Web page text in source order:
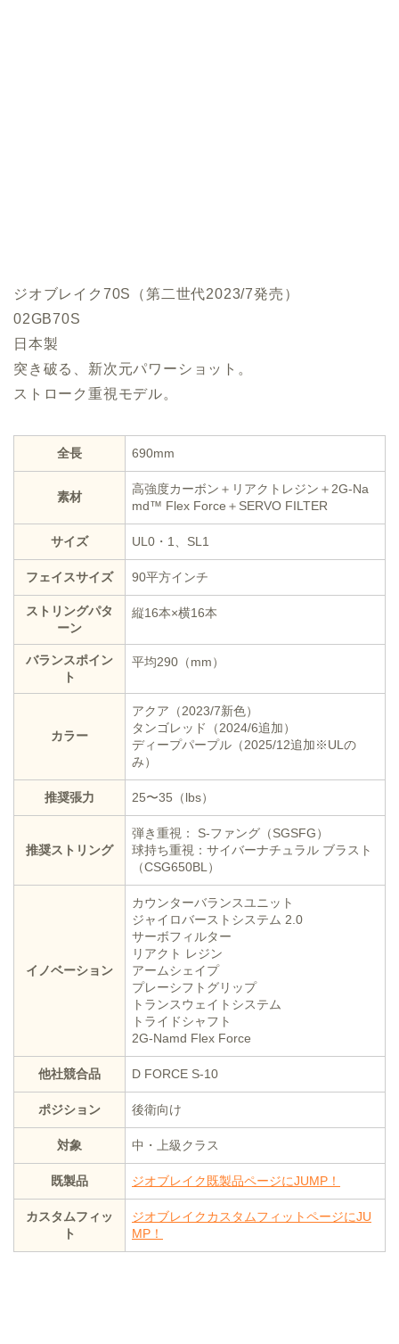
ジオブレイク70S（第二世代2023/7発売）
02GB70S
日本製
突き破る、新次元パワーショット。
ストローク重視モデル。
全長 690mm
素材
高強度カーボン＋リアクトレジン＋2G-Na
md™ Flex Force＋SERVO FILTER
サイズ UL0・1、SL1
フェイスサイズ 90平方インチ
ストリングパタ
ーン
縦16本×横16本
バランスポイン
ト
平均290（mm）
カラー
アクア（2023/7新色）
タンゴレッド（2024/6追加）
ディープパープル（2025/12追加※ULの
み）
推奨張力 25〜35（lbs）
推奨ストリング
弾き重視： S-ファング（SGSFG）
球持ち重視：サイバーナチュラル ブラスト
（CSG650BL）
イノベーション
カウンターバランスユニット
ジャイロバーストシステム 2.0
サーボフィルター
リアクト レジン
アームシェイプ
プレーシフトグリップ
トランスウェイトシステム
トライドシャフト
2G-Namd Flex Force
他社競合品 D FORCE S-10
ポジション 後衛向け
対象 中・上級クラス
既製品 ジオブレイク既製品ページにJUMP！
カスタムフィッ
ト
ジオブレイクカスタムフィットページにJU
MP！